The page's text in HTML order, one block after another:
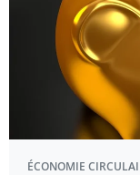
ÉCONOMIE